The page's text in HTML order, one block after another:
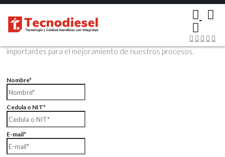
Contáctenos Vía Email
Envíenos sus datos con sus comentarios, sus opiniones son muy
importantes para el mejoramiento de nuestros procesos.
Nombre*
Cedula o NIT*
E-mail*